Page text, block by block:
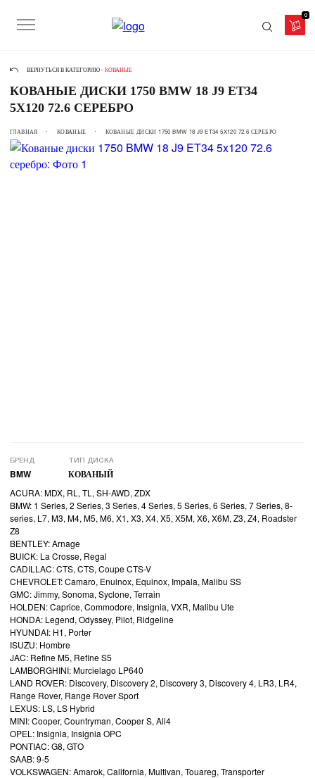
0
ВЕРНУТЬСЯ В КАТЕГОРИЮ - КОВАНЫЕ
КОВАНЫЕ ДИСКИ 1750 BMW 18 J9 ET34
5X120 72.6 СЕРЕБРО
ГЛАВНАЯ КОВАНЫЕ КОВАНЫЕ ДИСКИ 1750 BMW 18 J9 ET34 5X120 72.6 СЕРЕБРО
БРЕНД
BMW
ТИП ДИСКА
КОВАНЫЙ
ACURA: MDX, RL, TL, SH-AWD, ZDX
BMW: 1 Series, 2 Series, 3 Series, 4 Series, 5 Series, 6 Series, 7 Series, 8-
series, L7, M3, M4, M5, M6, X1, X3, X4, X5, X5M, X6, X6M, Z3, Z4, Roadster
Z8
BENTLEY: Arnage
BUICK: La Crosse, Regal
CADILLAC: CTS, CTS, Coupe CTS-V
CHEVROLET: Camaro, Enuinox, Equinox, Impala, Malibu SS
GMC: Jimmy, Sonoma, Syclone, Terrain
HOLDEN: Caprice, Commodore, Insignia, VXR, Malibu Ute
HONDA: Legend, Odyssey, Pilot, Ridgeline
HYUNDAI: H1, Porter
ISUZU: Hombre
JAC: Refine M5, Refine S5
LAMBORGHINI: Murcielago LP640
LAND ROVER: Discovery, Discovery 2, Discovery 3, Discovery 4, LR3, LR4,
Range Rover, Range Rover Sport
LEXUS: LS, LS Hybrid
MINI: Cooper, Countryman, Cooper S, All4
OPEL: Insignia, Insignia OPC
PONTIAC: G8, GTO
SAAB: 9-5
VOLKSWAGEN: Amarok, California, Multivan, Touareg, Transporter